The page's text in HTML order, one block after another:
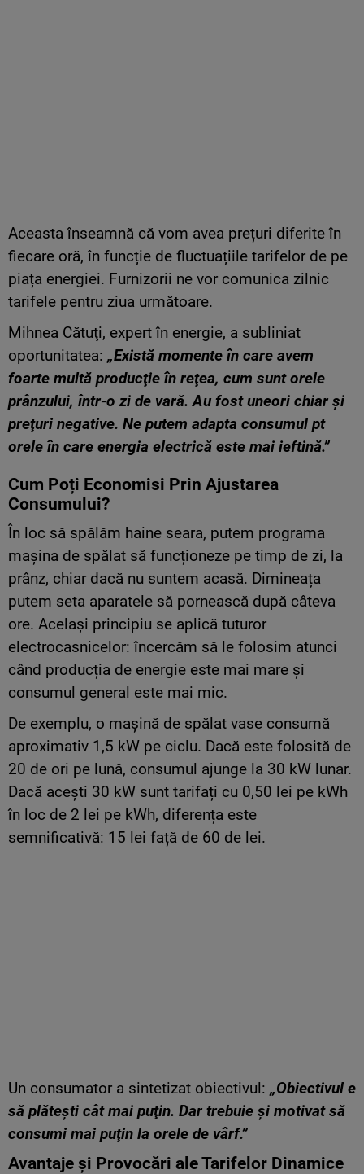
Aceasta înseamnă că vom avea prețuri diferite în
fiecare oră, în funcție de fluctuațiile tarifelor de pe
piața energiei. Furnizorii ne vor comunica zilnic
tarifele pentru ziua următoare.
Mihnea Cătuţi, expert în energie, a subliniat
oportunitatea: „Există momente în care avem
foarte multă producţie în reţea, cum sunt orele
prânzului, într-o zi de vară. Au fost uneori chiar şi
preţuri negative. Ne putem adapta consumul pt
orele în care energia electrică este mai ieftină.”
Cum Poți Economisi Prin Ajustarea
Consumului?
În loc să spălăm haine seara, putem programa
mașina de spălat să funcționeze pe timp de zi, la
prânz, chiar dacă nu suntem acasă. Dimineața
putem seta aparatele să pornească după câteva
ore. Același principiu se aplică tuturor
electrocasnicelor: încercăm să le folosim atunci
când producția de energie este mai mare și
consumul general este mai mic.
De exemplu, o mașină de spălat vase consumă
aproximativ 1,5 kW pe ciclu. Dacă este folosită de
20 de ori pe lună, consumul ajunge la 30 kW lunar.
Dacă acești 30 kW sunt tarifați cu 0,50 lei pe kWh
în loc de 2 lei pe kWh, diferența este
semnificativă: 15 lei față de 60 de lei.
Un consumator a sintetizat obiectivul: „Obiectivul e
să plăteşti cât mai puţin. Dar trebuie şi motivat să
consumi mai puţin la orele de vârf.”
Avantaje și Provocări ale Tarifelor Dinamice